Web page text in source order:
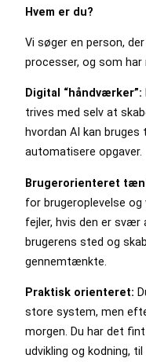
Hvem er du?
Vi søger en person,
processer, og som har
Digital “håndværker”:
trives med selv at
hvordan AI kan
automatisere opgaver.
Brugerorienteret
for brugeroplevelse og
fejler, hvis den er svær
brugerens sted og
gennemtænkte.
Praktisk orienteret:
store system, men
morgen. Du har det
udvikling og kodning,